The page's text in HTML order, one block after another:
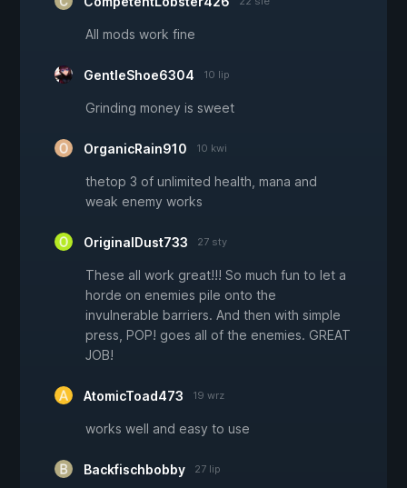
All mods work fine
GentleShoe6304 10 lip
Grinding money is sweet
OrganicRain910 10 kwi
thetop 3 of unlimited health, mana and
weak enemy works
OriginalDust733 27 sty
These all work great!!! So much fun to let a
horde on enemies pile onto the
invulnerable barriers. And then with simple
press, POP! goes all of the enemies. GREAT
JOB!
AtomicToad473 19 wrz
works well and easy to use
Backfischbobby 27 lip